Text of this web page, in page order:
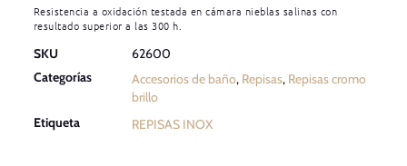
Resistencia a oxidación testada en cámara nieblas salinas con
resultado superior a las 300 h.
SKU
62600
Categorías
Accesorios de baño, Repisas, Repisas cromo
brillo
Etiqueta
REPISAS INOX